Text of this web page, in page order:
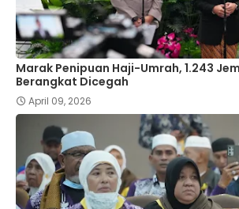
Marak Penipuan Haji-Umrah, 1.243
Berangkat Dicegah
April 09, 2026